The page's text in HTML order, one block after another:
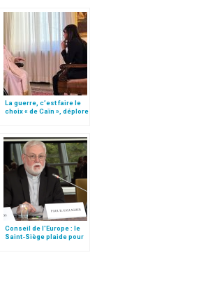
La guerre, c’est faire le
choix « de Caïn », déplore
Conseil de l'Europe : le
Saint-Siège plaide pour